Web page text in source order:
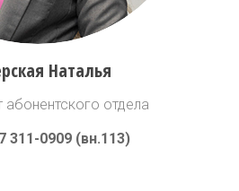
Наталья
абонентского отдела
311-0909 (вн.113)